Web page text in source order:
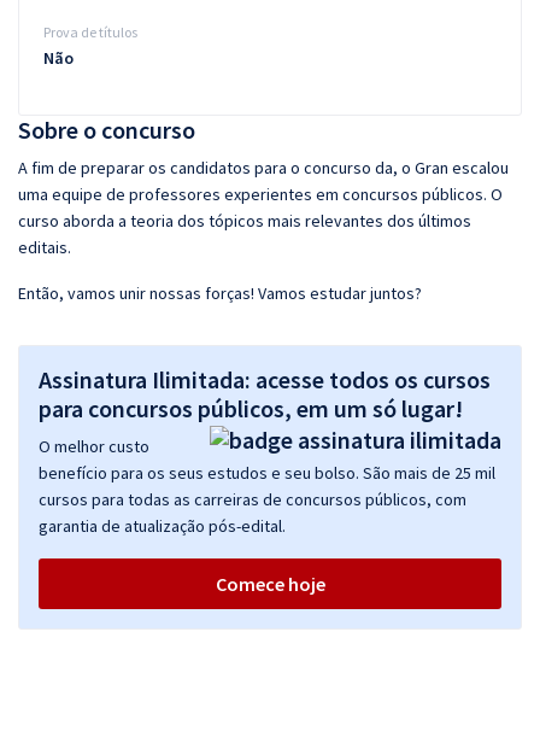
Sobre o concurso
A fim de preparar os candidatos para o concurso da, o Gran escalou
uma equipe de professores experientes em concursos públicos. O
curso aborda a teoria dos tópicos mais relevantes dos últimos
editais.
Então, vamos unir nossas forças! Vamos estudar juntos?
Assinatura Ilimitada: acesse todos os cursos
para concursos públicos, em um só lugar!
O melhor custo
benefício para os seus estudos e seu bolso. São mais de 25 mil
cursos para todas as carreiras de concursos públicos, com
garantia de atualização pós-edital.
Comece hoje
Prova de títulos
Não